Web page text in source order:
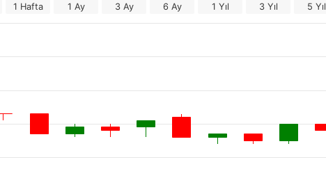
1 Hafta 1 Ay 3 Ay 6 Ay 1 Yıl 3 Yıl 5 Yıl